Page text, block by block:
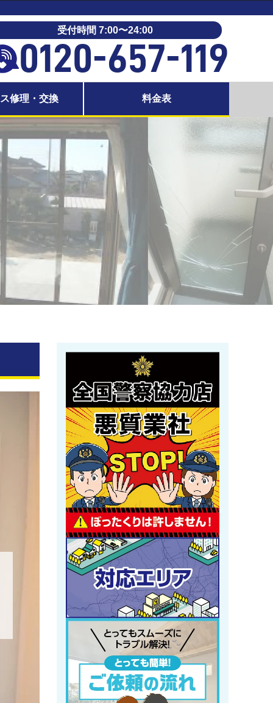
受付時間 7:00〜24:00
0120-657-119
修理・交換 料金表